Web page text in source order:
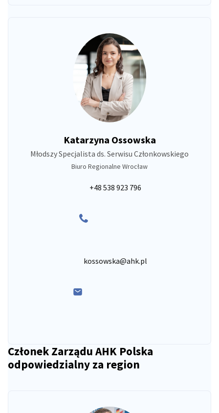
Katarzyna Ossowska
Młodszy Specjalista ds. Serwisu Członkowskiego
Biuro Regionalne Wrocław
+48 538 923 796
kossowska@ahk.pl
Członek Zarządu AHK Polska
odpowiedzialny za region